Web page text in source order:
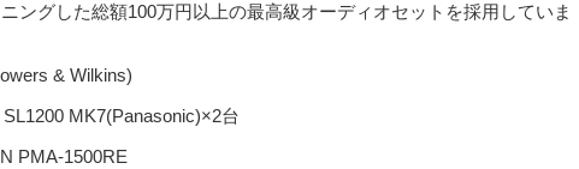
ングした総額100万円以上の最高級オーディオセットを採用していま
& Wilkins)
MK7(Panasonic)×2台
PMA-1500RE